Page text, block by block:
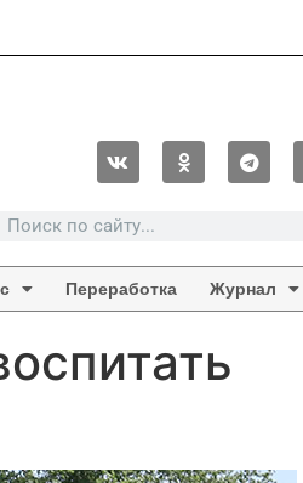
Переработка Журнал